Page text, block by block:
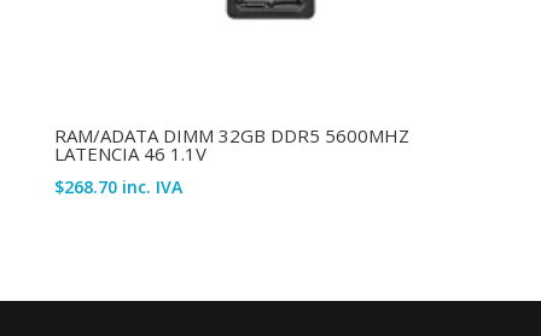
RAM/ADATA DIMM 32GB DDR5 5600MHZ
LATENCIA 46 1.1V
$268.70 inc. IVA